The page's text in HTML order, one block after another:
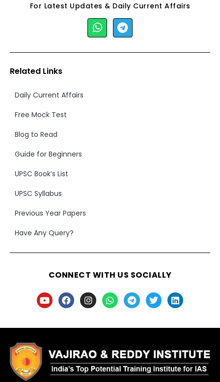
For Latest Updates & Daily Current Affairs
Related Links
Daily Current Affairs
Free Mock Test
Blog to Read
Guide for Beginners
UPSC Book’s List
UPSC Syllabus
Previous Year Papers
Have Any Query?
CONNECT WITH US SOCIALLY